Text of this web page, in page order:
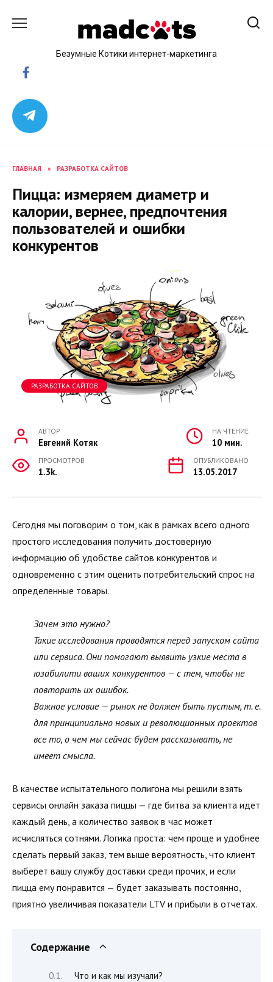
Безумные Котики интернет-маркетинга
ГЛАВНАЯ » РАЗРАБОТКА САЙТОВ
Пицца: измеряем диаметр и
калории, вернее, предпочтения
пользователей и ошибки
конкурентов
РАЗРАБОТКА САЙТОВ
АВТОР
Евгений Котяк
НА ЧТЕНИЕ
10 мин.
ПРОСМОТРОВ
1.3k.
ОПУБЛИКОВАНО
13.05.2017
Сегодня мы поговорим о том, как в рамках всего одного
простого исследования получить достоверную
информацию об удобстве сайтов конкурентов и
одновременно с этим оценить потребительский спрос на
определенные товары.
Зачем это нужно?
Такие исследования проводятся перед запуском сайта
или сервиса. Они помогают выявить узкие места в
юзабилити ваших конкурентов — с тем, чтобы не
повторить их ошибок.
Важное условие — рынок не должен быть пустым, т. е.
для принципиально новых и революционных проектов
все то, о чем мы сейчас будем рассказывать, не
имеет смысла.
В качестве испытательного полигона мы решили взять
сервисы онлайн заказа пиццы — где битва за клиента идет
каждый день, а количество заявок в час может
исчисляться сотнями. Логика проста: чем проще и удобнее
сделать первый заказ, тем выше вероятность, что клиент
выберет вашу службу доставки среди прочих, и если
пицца ему понравится — будет заказывать постоянно,
приятно увеличивая показатели LTV и прибыли в отчетах.
Содержание
Что и как мы изучали?